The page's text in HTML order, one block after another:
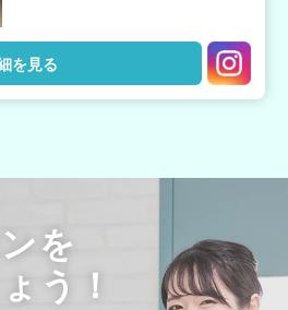
を見る
を
う！